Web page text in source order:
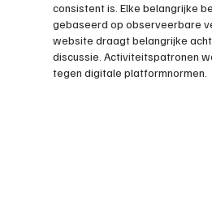
consistent is. Elke belangrijke
gebaseerd op observeerbare
website draagt belangrijke
discussie. Activiteitspatronen
tegen digitale platformnormen.